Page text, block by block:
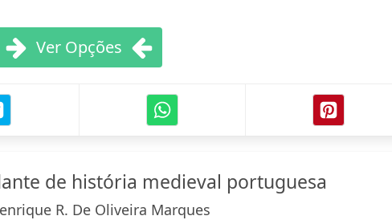
Ver Opções
de história medieval portuguesa
R. De Oliveira Marques